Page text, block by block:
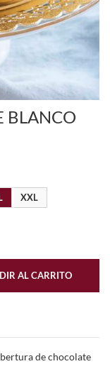
BLANCO
XXL
AL CARRITO
de chocolate